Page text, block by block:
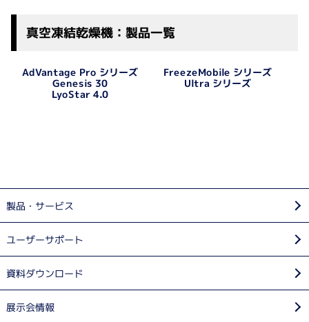
真空凍結乾燥機：製品一覧
AdVantage Pro シリーズ FreezeMobile シリーズ
Genesis 30 Ultra シリーズ
LyoStar 4.0
製品・サービス
ユーザーサポート
資料ダウンロード
展示会情報